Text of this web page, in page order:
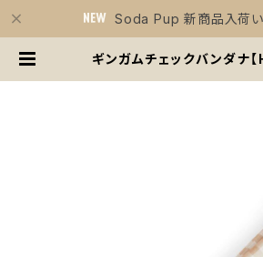
Soda Pup 新商品入荷い
ギンガムチェックバンダナ